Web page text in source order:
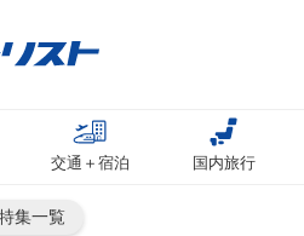
交通＋宿泊 国内旅行
集一覧